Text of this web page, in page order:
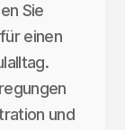
Sie
einen
und